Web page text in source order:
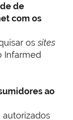
de
com os
ossites
Infarmed
ao
autorizados